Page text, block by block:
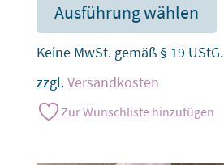
Ausführung wählen
Keine MwSt. gemäß § 19 UStG.
zzgl.Versandkosten
Zur Wunschliste hinzufügen